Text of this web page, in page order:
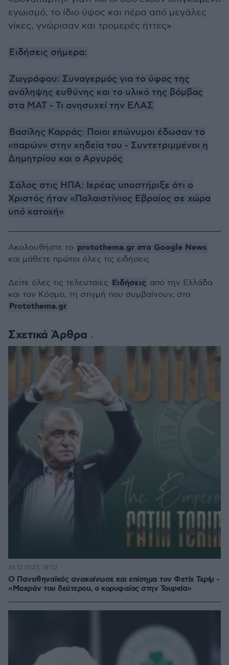
εγωισμό, το ίδιο ύψος και πέρα από μεγάλες
νίκες, γνώρισαν και τρομερές ήττες»
Ειδήσεις σήμερα:
Ζωγράφου: Συναγερμός για το ύφος της
ανάληψης ευθύνης και το υλικό της βόμβας
στα ΜΑΤ - Τι ανησυχεί την ΕΛΑΣ
Βασίλης Καρράς: Ποιοι επώνυμοι έδωσαν το
«παρών» στην κηδεία του - Συντετριμμένοι η
Δημητρίου και ο Αργυρός
Σάλος στις ΗΠΑ: Ιερέας υποστήριξε ότι ο
Χριστός ήταν «Παλαιστίνιος Εβραίος σε χώρα
υπό κατοχή»
Σχετικά Άρθρα
Ο Παναθηναϊκός ανακοίνωσε και επίσημα τον Φετίχ Τερίμ -
«Μακράν του δεύτερου, ο κορυφαίος στην Τουρκία»
26.12.2023, 18:52
Ακολουθήστε το protothema.gr στο Google News
και μάθετε πρώτοι όλες τις ειδήσεις
Δείτε όλες τις τελευταίες Ειδήσεις από την Ελλάδα
και τον Κόσμο, τη στιγμή που συμβαίνουν, στο
Protothema.gr